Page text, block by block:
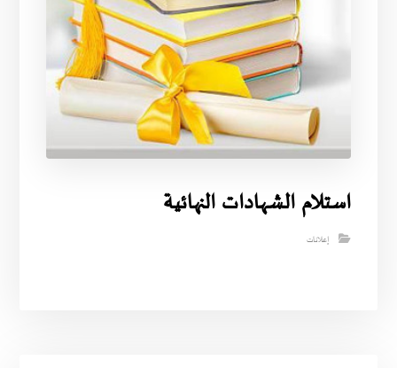
استلام الشهادات النهائية
إعلانات